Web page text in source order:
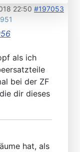
22:50 #197053
als ich
bei der ZF
dir dieses
hat, als